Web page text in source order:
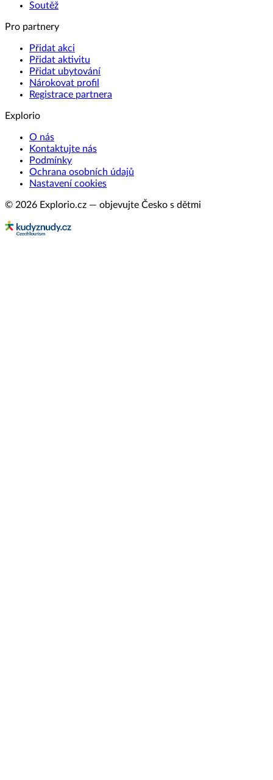
Soutěž
Pro partnery
Přidat akci
Přidat aktivitu
Přidat ubytování
Nárokovat profil
Registrace partnera
Explorio
O nás
Kontaktujte nás
Podmínky
Ochrana osobních údajů
Nastavení cookies
© 2026 Explorio.cz — objevujte Česko s dětmi